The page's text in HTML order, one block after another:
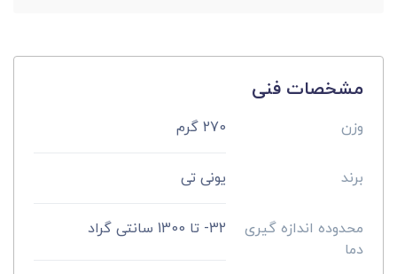
مشخصات فنی
وزن 270 گرم
برند یونی تی
محدوده اندازه گیری
دما
32- تا 1300 سانتی گراد